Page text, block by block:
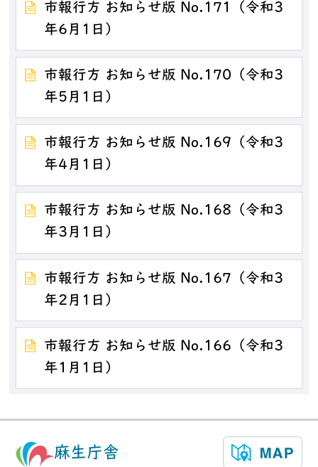
市報行方 お知らせ版 No.171（令和3
年6月1日）
市報行方 お知らせ版 No.170（令和3
年5月1日）
市報行方 お知らせ版 No.169（令和3
年4月1日）
市報行方 お知らせ版 No.168（令和3
年3月1日）
市報行方 お知らせ版 No.167（令和3
年2月1日）
市報行方 お知らせ版 No.166（令和3
年1月1日）
麻生庁舎